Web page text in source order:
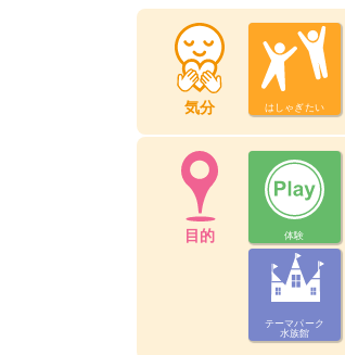
気分 はしゃぎたい
目的 体験
テーマパーク
水族館